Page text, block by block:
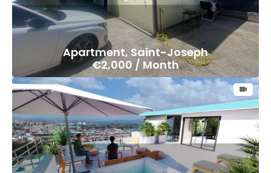
Apartment, Saint-Joseph
€2,000 / Month